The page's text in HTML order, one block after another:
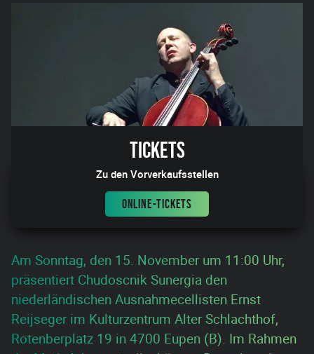
Tickets
Zu den Vorverkaufsstellen
ONLINE-TICKETS
Am Sonntag, den 15. November um 11:00 Uhr,
präsentiert Chudoscnik Sunergia den
niederländischen Ausnahmecellisten Ernst
Reijseger im Kulturzentrum Alter Schlachthof,
Rotenberplatz 19 in 4700 Eupen (B). Im Rahmen